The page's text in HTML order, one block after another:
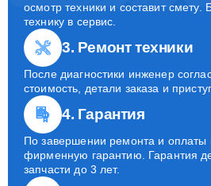
осмотр техники и составит смету.
технику в сервис.
3. Ремонт техники
После диагностики инженер
стоимость, детали заказа и
4. Гарантия
По завершении ремонта и
фирменную гарантию. Гарантия
запчасти до 3 лет.